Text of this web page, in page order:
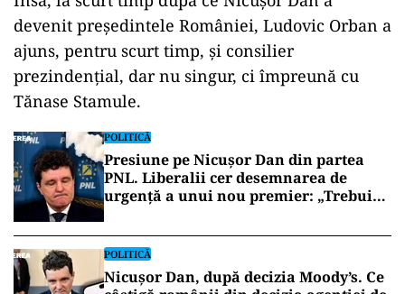
devenit președintele României, Ludovic Orban a
ajuns, pentru scurt timp, și consilier
prezindențial, dar nu singur, ci împreună cu
Tănase Stamule.
POLITICĂ
Presiune pe Nicușor Dan din partea
PNL. Liberalii cer desemnarea de
urgență a unui nou premier: „Trebuie
POLITICĂ
Nicușor Dan, după decizia Moody’s. Ce